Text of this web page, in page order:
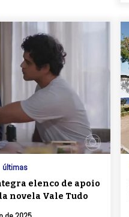
últimas
elenco de apoio
novela Vale Tudo